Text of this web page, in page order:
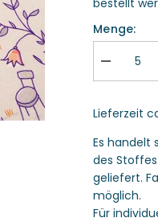
Menge:
Menge
verringern
Jersey
Lieferzeit
Es handelt
des
geliefert.
möglich.
Für